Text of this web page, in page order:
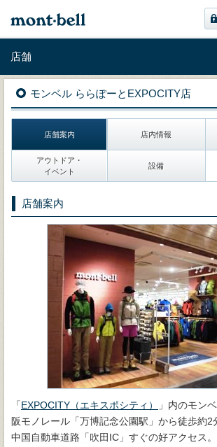
店舗
モンベル ららぽーとEXPOCITY店
店舗案内 店内情報
アウトドア・
イベント
設備
店舗案内
「EXPOCITY（エキスポシティ）
」内のモン
阪モノレール「万博記念公園駅」から徒歩約2
中国自動車道路「吹田IC」すぐの好アクセス